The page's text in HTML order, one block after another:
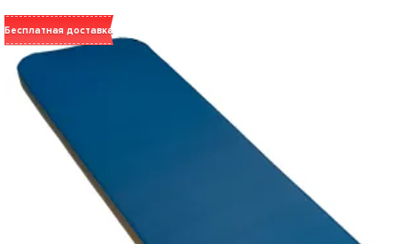
Бесплатная доставка